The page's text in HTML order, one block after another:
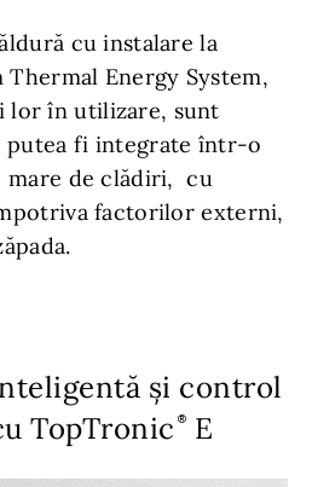
cu instalare la
Energy System,
în utilizare, sunt
putea fi integrate într-o
mare de clădiri, cu
factorilor externi,
și control
TopTronic
E